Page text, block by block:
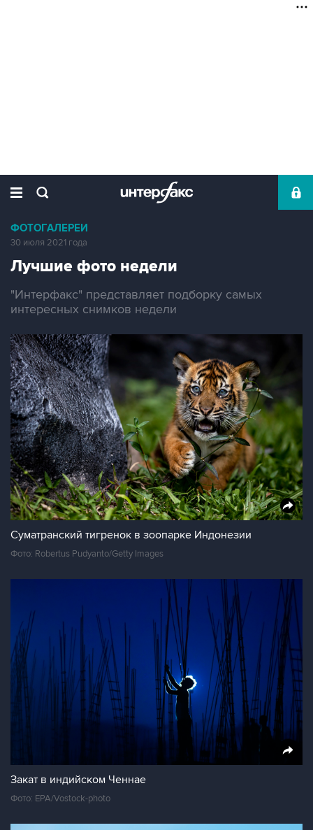
ФОТОГАЛЕРЕИ
30 июля 2021 года
Лучшие фото недели
"Интерфакс" представляет подборку самых
интересных снимков недели
Суматранский тигренок в зоопарке Индонезии
Фото: Robertus Pudyanto/Getty Images
Закат в индийском Ченнае
Фото: EPA/Vostock-photo